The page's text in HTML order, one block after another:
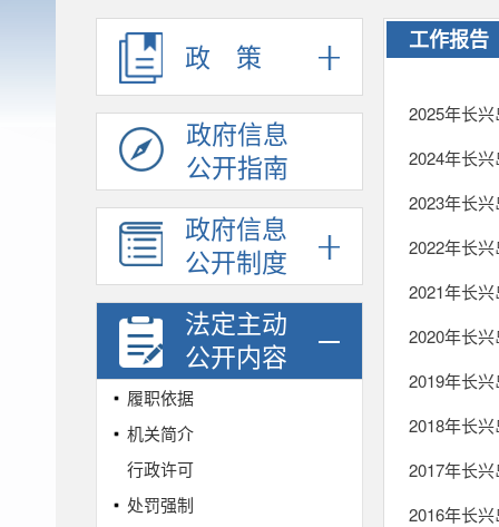
政策
政府信息
公开指南
政府信息
公开制度
法定主动
公开内容
履职依据
机关简介
行政许可
处罚强制
工作报告
2025年长
2024年长
2023年长
2022年长
2021年长
2020年长
2019年长
2018年长
2017年长
2016年长